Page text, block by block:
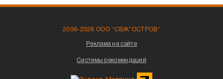
2006-2026 ООО "СВЖ"ОСТРОВ"
Реклама на сайте
Системы рекомендаций